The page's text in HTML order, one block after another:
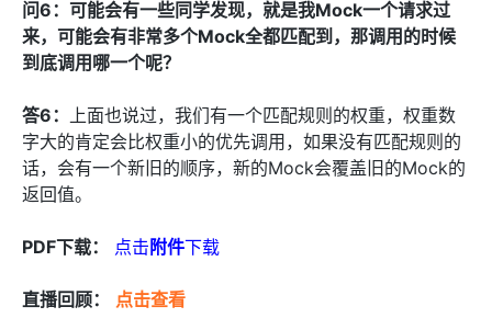
问6：可能会有一些同学发现，就是我Mock一个请求过
来，可能会有非常多个Mock全都匹配到，那调用的时候
到底调用哪一个呢？
答6： 上面也说过，我们有一个匹配规则的权重，权重数
字大的肯定会比权重小的优先调用，如果没有匹配规则的
话，会有一个新旧的顺序，新的Mock会覆盖旧的Mock的
返回值。
PDF下载： 点击 附件下载
直播回顾： 点击查看